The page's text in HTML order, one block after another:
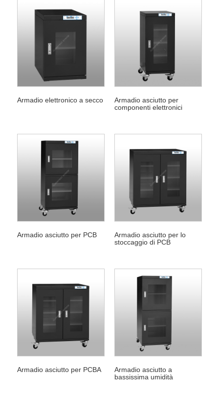
Armadio elettronico a secco
Armadio asciutto per
componenti elettronici
Armadio asciutto per PCB
Armadio asciutto per lo
stoccaggio di PCB
Armadio asciutto per PCBA
Armadio asciutto a
bassissima umidità